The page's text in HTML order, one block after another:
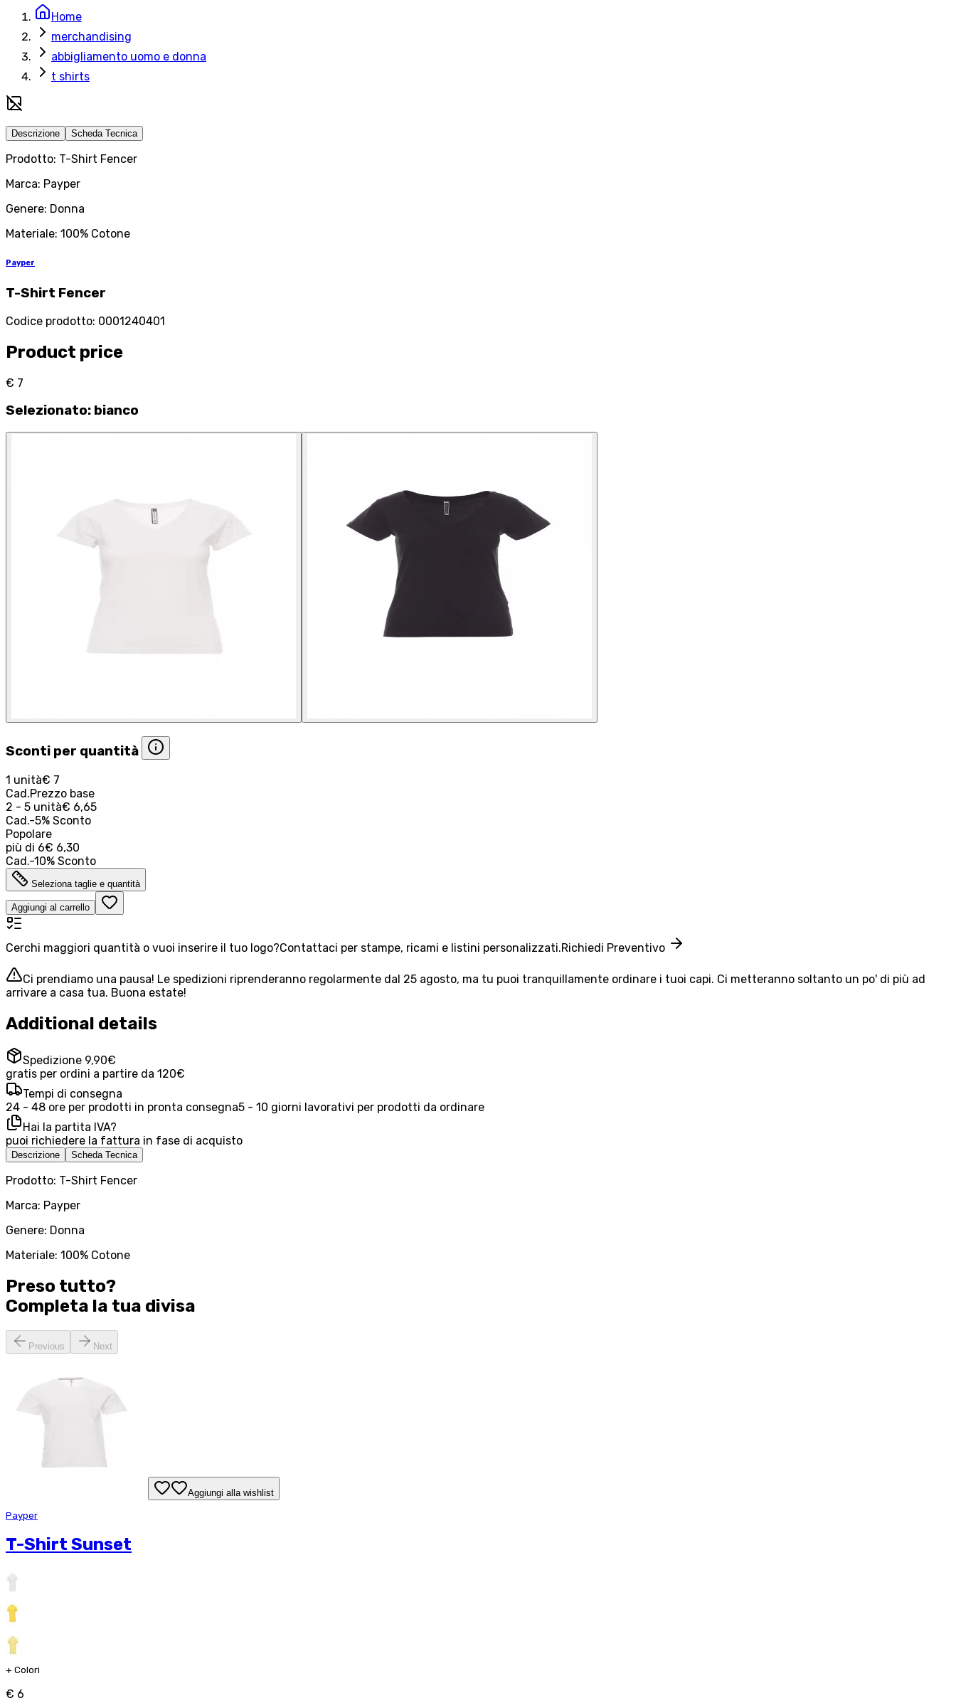
Home
merchandising
abbigliamento uomo e donna
t shirts
Descrizione Scheda Tecnica
Prodotto: T-Shirt Fencer
Marca: Payper
Genere: Donna
Materiale: 100% Cotone
Payper
T-Shirt Fencer
Codice prodotto: 0001240401
Product price
€ 7
Selezionato: bianco
Sconti per quantità
1 unità€ 7
Cad.Prezzo base
2 - 5 unità€ 6,65
Cad.-5% Sconto
Popolare
più di 6€ 6,30
Cad.-10% Sconto
Seleziona taglie e quantità
Aggiungi al carrello
Cerchi maggiori quantità o vuoi inserire il tuo logo?Contattaci per stampe, ricami e listini personalizzati.Richiedi Preventivo
Ci prendiamo una pausa! Le spedizioni riprenderanno regolarmente dal 25 agosto, ma tu puoi tranquillamente ordinare i tuoi capi. Ci metteranno soltanto un po' di più ad
arrivare a casa tua. Buona estate!
Additional details
Spedizione 9,90€
gratis per ordini a partire da 120€
Tempi di consegna
24 - 48 ore per prodotti in pronta consegna5 - 10 giorni lavorativi per prodotti da ordinare
Hai la partita IVA?
puoi richiedere la fattura in fase di acquisto
Descrizione Scheda Tecnica
Prodotto: T-Shirt Fencer
Marca: Payper
Genere: Donna
Materiale: 100% Cotone
Preso tutto?
Completa la tua divisa
Previous Next
Aggiungi alla wishlist
Payper
T-Shirt Sunset
+ Colori
€ 6